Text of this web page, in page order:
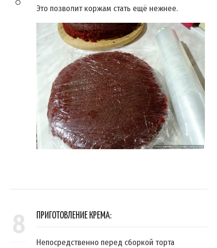
Это позволит коржам стать ещё нежнее.
8 ПРИГОТОВЛЕНИЕ КРЕМА:
Непосредственно перед сборкой торта